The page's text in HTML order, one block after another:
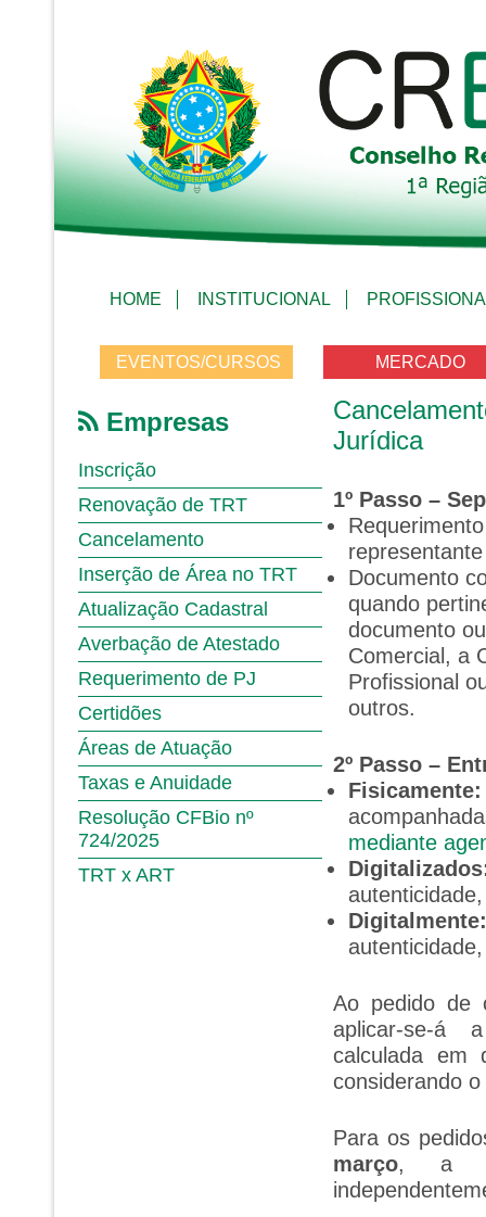
HOME INSTITUCIONAL
EVENTOS/CURSOS MERCADO
Empresas
Inscrição
Renovação de TRT
Cancelamento
Inserção de Área no TRT
Atualização Cadastral
Averbação de Atestado
Requerimento de PJ
Certidões
Áreas de Atuação
Taxas e Anuidade
Resolução CFBio nº
724/2025
TRT x ART
Jurídica
1º Passo –
Documento
quando
documento
Comercial, a
Profissional
outros.
2º Passo –
Fisicamente:
mediante
Digitalmente:
Ao pedido de
aplicar-se-á
calculada em
considerando
Para os
março, a